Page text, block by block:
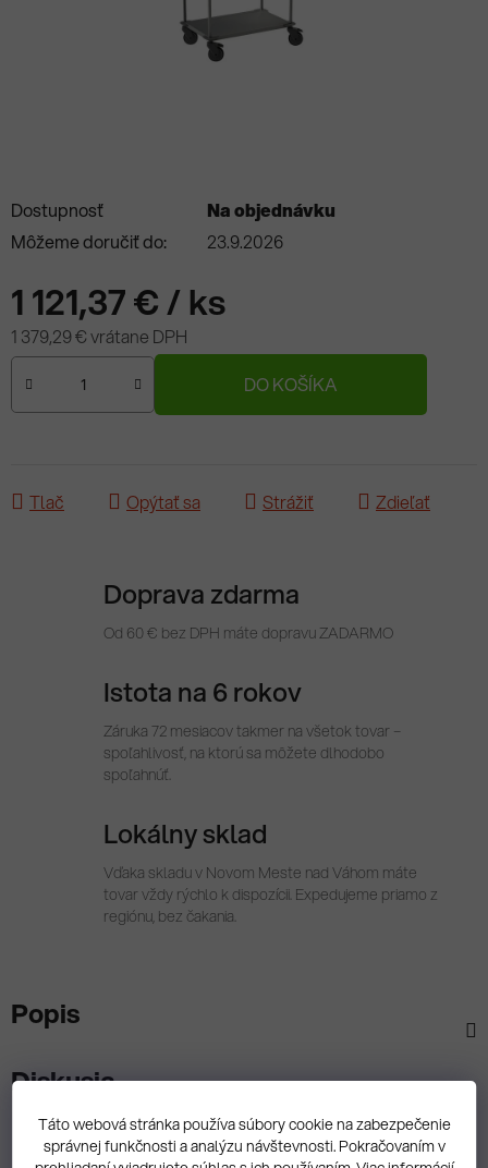
Táto webová stránka používa súbory cookie na zabezpečenie
správnej funkčnosti a analýzu návštevnosti. Pokračovaním v
Dostupnosť
Na objednávku
Môžeme doručiť do:
23.9.2026
1 121,37 €/ ks
1 379,29 € vrátane DPH
DO KOŠÍKA
Tlač Opýtať sa Strážiť Zdieľať
Doprava zdarma
Od 60 € bez DPH máte dopravu ZADARMO
Istota na 6 rokov
Záruka 72 mesiacov takmer na všetok tovar –
spoľahlivosť, na ktorú sa môžete dlhodobo
spoľahnúť.
Lokálny sklad
Vďaka skladu v Novom Meste nad Váhom máte
tovar vždy rýchlo k dispozícii. Expedujeme priamo z
regiónu, bez čakania.
Popis
Diskusia